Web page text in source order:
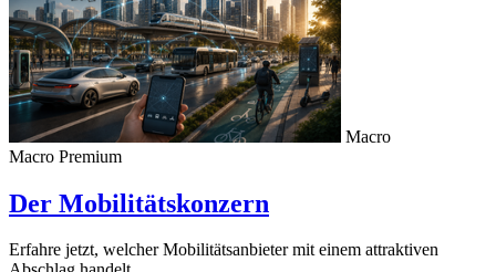
Macro
Macro Premium
Der Mobilitätskonzern
Erfahre jetzt, welcher Mobilitätsanbieter mit einem attraktiven